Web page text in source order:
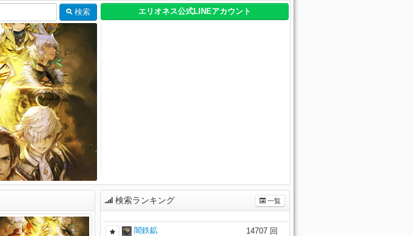
検索 エリオネス公式LINEアカウント
検索ランキング 一覧
闇鉄鉱
14707 回